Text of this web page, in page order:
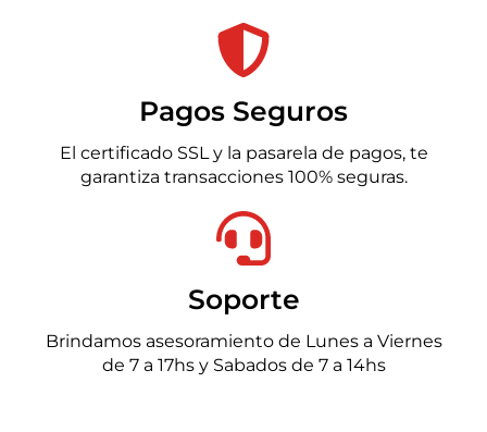
Pagos Seguros
El certificado SSL y la pasarela de pagos, te
garantiza transacciones 100% seguras.
Soporte
Brindamos asesoramiento de Lunes a Viernes
de 7 a 17hs y Sabados de 7 a 14hs